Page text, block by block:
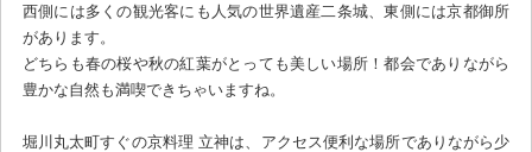
西側には多くの観光客にも人気の世界遺産二条城、東側には京都御所
があります。
どちらも春の桜や秋の紅葉がとっても美しい場所！都会でありながら
豊かな自然も満喫できちゃいますね。
堀川丸太町すぐの京料理 立神は、アクセス便利な場所でありながら少